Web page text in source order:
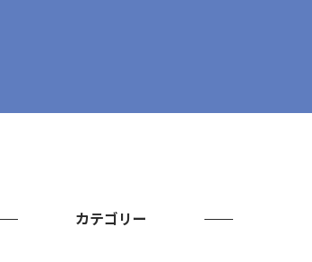
カテゴリー